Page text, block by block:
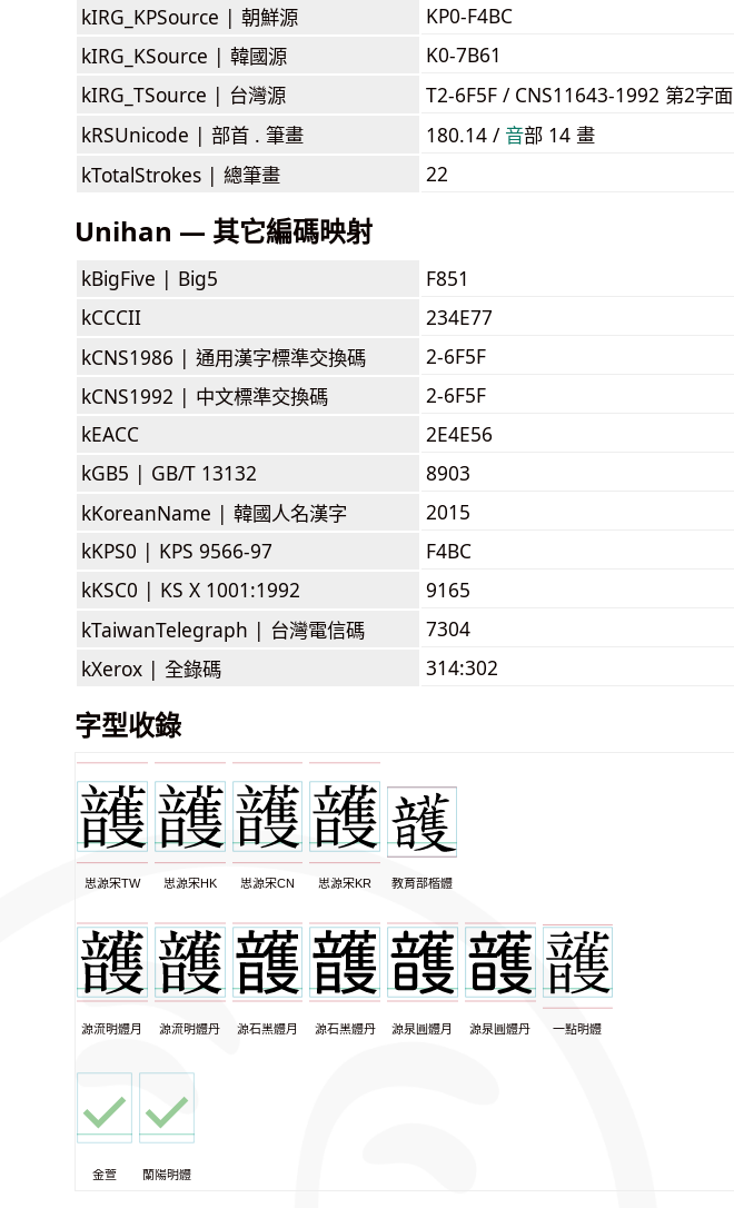
kIRG_KPSource | 朝鮮源
KP0-F4BC
kIRG_KSource | 韓國源
K0-7B61
kIRG_TSource | 台灣源
T2-6F5F / CNS11643-1992 第2字面
kRSUnicode | 部首 . 筆畫 180.14 / ⾳部 14 畫
kTotalStrokes | 總筆畫 22
Unihan — 其它編碼映射
kBigFive | Big5
F851
kCCCII
234E77
kCNS1986 | 通用漢字標準交換碼
2-6F5F
kCNS1992 | 中文標準交換碼
2-6F5F
kEACC
2E4E56
kGB5 | GB/T 13132
8903
kKoreanName | 韓國人名漢字
2015
kKPS0 | KPS 9566-97
F4BC
kKSC0 | KS X 1001:1992
9165
kTaiwanTelegraph | 台灣電信碼
7304
kXerox | 全錄碼 314:302
字型收錄
思源宋TW 思源宋HK 思源宋CN 思源宋KR 教育部楷體
源流明體月 源流明體丹 源石黑體月 源石黑體丹 源泉圓體月 源泉圓體丹 一點明體
金萱 蘭陽明體